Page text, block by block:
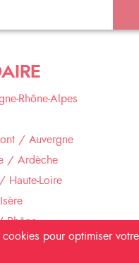
Rhône-Alpes
/ Auvergne
/ Ardèche
Haute-Loire
Rhône
Mont Blancpour optimiser